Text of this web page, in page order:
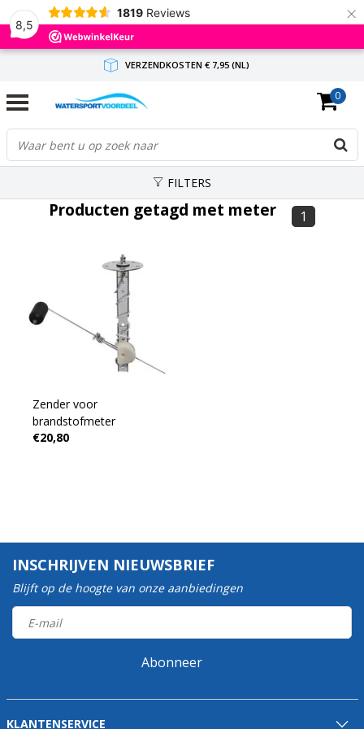
8,5
1819 Reviews ×
VERZENDKOSTEN € 7,95 (NL)
GRATIS VERZENDING(NL) VANAF € 65,-
BINNEN 1-3 WERKDAGEN ANTWOORD
0
FILTERS
Producten getagd met meter 1
Zender voor
brandstofmeter
€20,80
INSCHRIJVEN NIEUWSBRIEF
Blijft op de hoogte van onze aanbiedingen
Abonneer
KLANTENSERVICE